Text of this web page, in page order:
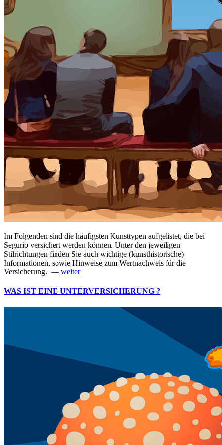
Im Folgenden sind die häufigsten Kunsttypen aufgelistet, die bei
Segurio versichert werden können. Unter den jeweiligen
Stilrichtungen finden Sie auch wichtige (kunsthistorische)
Informationen, sowie Hinweise zum Wertnachweis für die
Versicherung. — weiter
WAS IST EINE UNTERVERSICHERUNG ?